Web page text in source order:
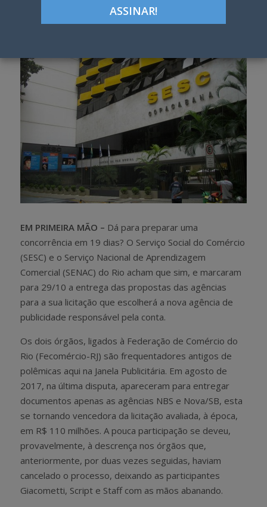
t
Google+
EM PRIMEIRA MÃO – Dá para preparar uma
concorrência em 19 dias? O Serviço Social do Comércio
(SESC) e o Serviço Nacional de Aprendizagem
Comercial (SENAC) do Rio acham que sim, e marcaram
para 29/10 a entrega das propostas das agências
para a sua licitação que escolherá a nova agência de
publicidade responsável pela conta.
Os dois órgãos, ligados à Federação de Comércio do
Rio (Fecomércio-RJ) são frequentadores antigos de
polêmicas aqui na Janela Publicitária. Em agosto de
2017, na última disputa, apareceram para entregar
documentos apenas as agências NBS e Nova/SB, esta
se tornando vencedora da licitação avaliada, à época,
em R$ 110 milhões. A pouca participação se deveu,
provavelmente, à descrença nos órgãos que,
anteriormente, por duas vezes seguidas, haviam
cancelado o processo, deixando as participantes
Giacometti, Script e Staff com as mãos abanando.